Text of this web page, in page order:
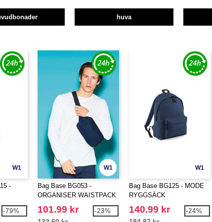
huva
W1
-
-79%
W1
Bag Base BG053 -
ORGANISER WAISTPACK
101.99 kr -23%
W1
Bag Base BG125 - MODE
RYGGSÄCK
140.99 kr -24%